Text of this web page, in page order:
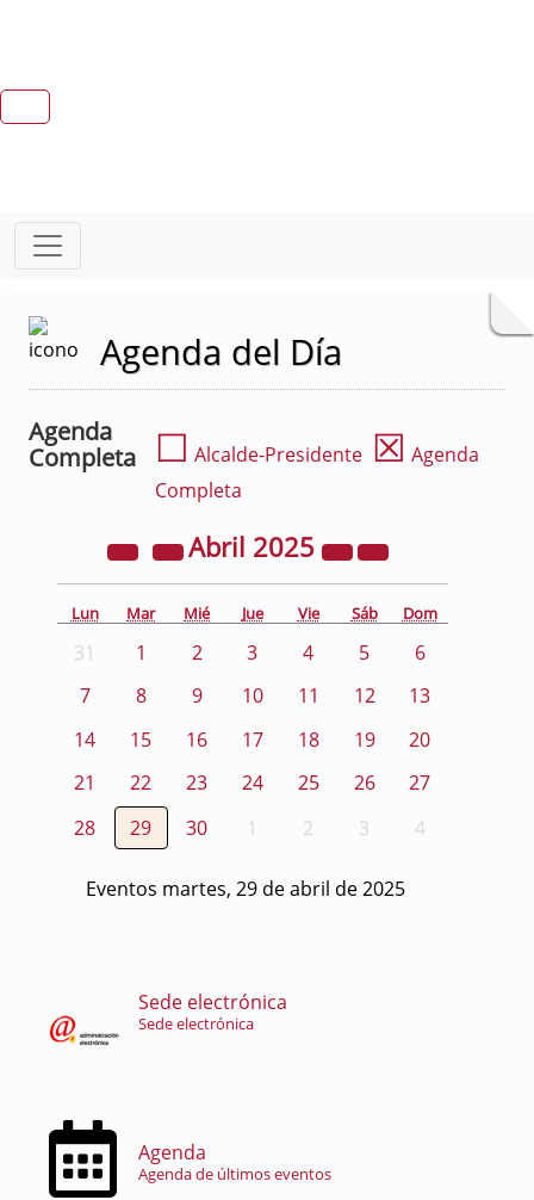
Agenda del Día
Agenda
Completa
☐ Alcalde-Presidente ☒ Agenda
Completa
Abril 2025
Lun Mar Mié Jue Vie Sáb Dom
31 1 2 3 4 5
6
7
8 9 10 11 12
13
14
15 16 17 18 19
20
21
22 23 24 25 26
27
28
29 30 1 2 3 4
Eventos martes, 29 de abril de 2025
Sede electrónica
Sede electrónica
Agenda
Agenda de últimos eventos